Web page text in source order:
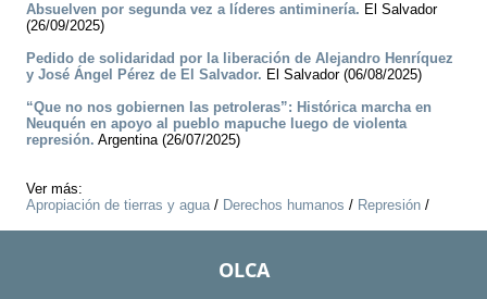
Absuelven por segunda vez a líderes antiminería. El Salvador
(26/09/2025)
Pedido de solidaridad por la liberación de Alejandro Henríquez
y José Ángel Pérez de El Salvador. El Salvador (06/08/2025)
“Que no nos gobiernen las petroleras”: Histórica marcha en
Neuquén en apoyo al pueblo mapuche luego de violenta
represión. Argentina (26/07/2025)
Ver más:
Apropiación de tierras y agua/ Derechos humanos / Represión /
OLCA